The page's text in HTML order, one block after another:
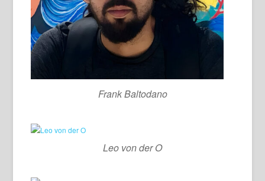
Frank Baltodano
Leo von der O